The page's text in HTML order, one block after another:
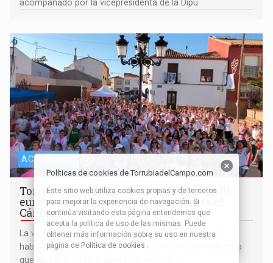
acompañado por la vicepresidenta de la Dipu
ACTUALIDAD
Torrubia del Campo logra recaudar 3.690
euros en la I Marcha Solidaria Contra el
Cáncer
La vecina localidad de Torrubia del Campo, con 342
habitantes acaba de dar una lección de solidaridad en la
que ha participado prácticamente todo el
Políticas de cookies de TorrubiadelCampo.com
Este sitio web utiliza cookies propias y de terceros
para mejorar la experiencia de navegación. Si
continúa visitando esta página entendemos que
acepta la política de uso de las mismas. Puede
obtener más información sobre su uso en nuestra
página de Política de cookies .